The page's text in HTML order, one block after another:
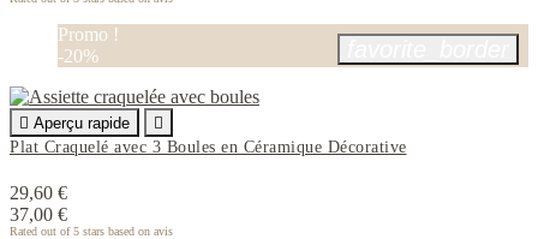
Promo !
-20%
 Aperçu rapide

Plat Craquelé avec 3 Boules en Céramique Décorative
29,60 €
37,00 €
Rated out of 5 stars based on avis